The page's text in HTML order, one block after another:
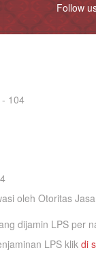
Follow
104
oleh Otoritas
dijamin LPS per
LPS klik di